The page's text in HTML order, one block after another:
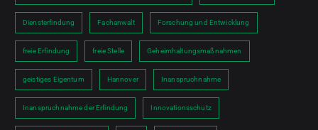
Diensterfindung Fachanwalt Forschung und Entwicklung
freie Erfindung freie Stelle Geheimhaltungsmaßnahmen
geistiges Eigentum Hannover Inanspruchnahme
Inanspruchnahme der Erfindung Innovationsschutz